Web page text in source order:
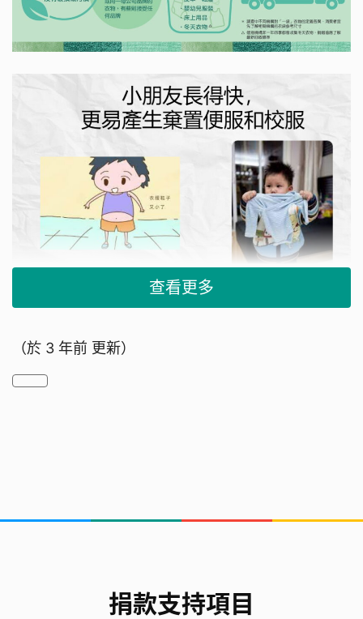
或因畢業、轉校等原因換了學校，舊校校服、隊服、
制服等都變得不再需要，也只能棄置。可是這些衣服
查看更多
（於 3 年前 更新）
捐款支持項目